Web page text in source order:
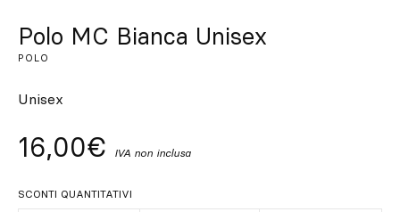
Polo MC Bianca Unisex
POLO
Unisex
16,00€ IVA non inclusa
SCONTI QUANTITATIVI